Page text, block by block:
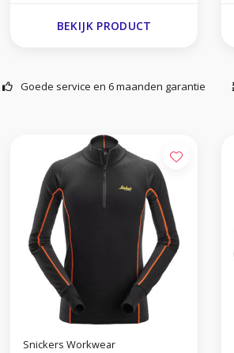
BEKIJK PRODUCT
Goede service en 6 maanden garantie
Snickers Workwear